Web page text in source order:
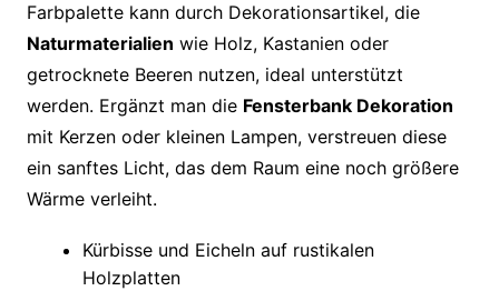
Farbpalette kann durch Dekorationsartikel, die
Naturmaterialien wie Holz, Kastanien oder
getrocknete Beeren nutzen, ideal unterstützt
werden. Ergänzt man die Fensterbank Dekoration
mit Kerzen oder kleinen Lampen, verstreuen diese
ein sanftes Licht, das dem Raum eine noch größere
Wärme verleiht.
Kürbisse und Eicheln auf rustikalen
Holzplatten